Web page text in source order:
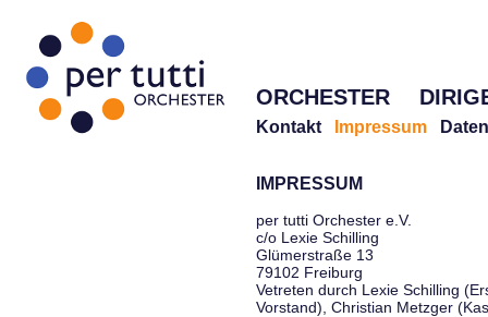
ORCHESTER
Kontakt Impressum
IMPRESSUM
per tutti Orchester e.V.
c/o Lexie Schilling
Glümerstraße 13
79102 Freiburg
Vetreten durch Lexie Schilling
Vorstand), Christian Metzger